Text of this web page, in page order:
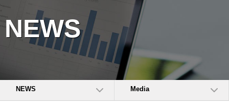
NEWS
NEWS Media